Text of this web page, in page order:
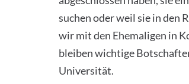
suchen oder weil sie in den
wir mit den Ehemaligen in
bleiben wichtige
Universität.